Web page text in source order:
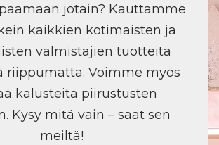
jotain? Kauttamme
kaikkien kotimaisten ja
valmistajien tuotteita
riippumatta. Voimme myös
kalusteita piirustusten
Kysy mitä vain – saat sen
meiltä!